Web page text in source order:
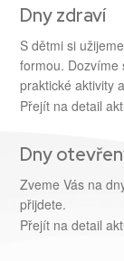
Dny zdraví
S dětmi si
formou. Dozvíme
praktické aktivity
Přejít na detail
Dny
Zveme Vás na
přijdete.
Přejít na detail